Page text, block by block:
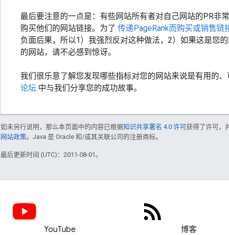
最后要注意的一点是：有些网站所有者对自己网站的PR非
购买他们的网站链接。为了 传递PageRank而购买或销售
负面后果，所以1）我强烈反对这种做法，2）如果这是您
的网站，请不必感到惊讶。
我们很乐意了解您发现哪些指标对您的网站来说是有用的
论坛 中与我们分享您的成功故事。
如未另行说明，那么本页面中的内容已根据知识共享署名 4.0 许可获得了许可，
网站政策。Java 是 Oracle 和/或其关联公司的注册商标。
最后更新时间 (UTC)：2011-08-01。
YouTube 博客